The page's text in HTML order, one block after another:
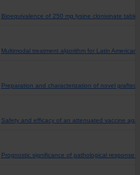
Bioequivalence of 250 mg lysine clonixinate
Multimodal treatment algorithm for Latin
Preparation and characterization of novel
Safety and efficacy of an attenuated vaccine
Prognostic significance of pathological response